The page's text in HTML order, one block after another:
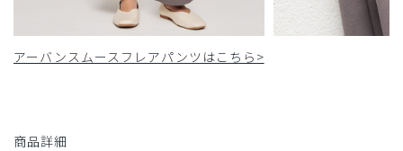
アーバンスムースフレアパンツはこちら>
商品詳細